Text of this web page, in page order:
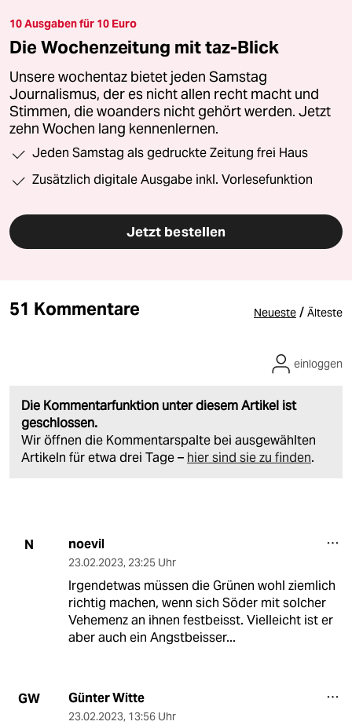
10 Ausgaben für 10 Euro
Die Wochenzeitung mit taz-Blick
Unsere wochentaz bietet jeden Samstag
Journalismus, der es nicht allen recht macht und
Stimmen, die woanders nicht gehört werden. Jetzt
zehn Wochen lang kennenlernen.
Jeden Samstag als gedruckte Zeitung frei Haus
Zusätzlich digitale Ausgabe inkl. Vorlesefunktion
Jetzt bestellen
51 Kommentare Neueste / Älteste
Die Kommentarfunktion unter diesem Artikel ist
geschlossen.
Wir öffnen die Kommentarspalte bei ausgewählten
Artikeln für etwa drei Tage – hier sind sie zu finden.
einloggen
N noevil
23.02.2023, 23:25 Uhr
Irgendetwas müssen die Grünen wohl ziemlich
richtig machen, wenn sich Söder mit solcher
Vehemenz an ihnen festbeisst. Vielleicht ist er
aber auch ein Angstbeisser...
GW Günter Witte
23.02.2023, 13:56 Uhr